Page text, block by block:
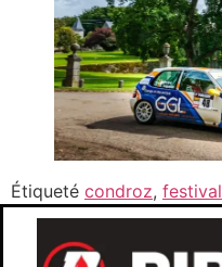
Étiqueté condroz, festival